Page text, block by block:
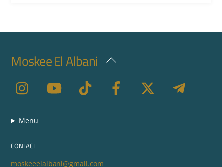
Back
Top
Moskee El Albani
Menu
CONTACT
moskeeelalbani@gmail.com